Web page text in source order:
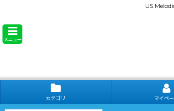
US
メニュー
カテゴリ マイペ